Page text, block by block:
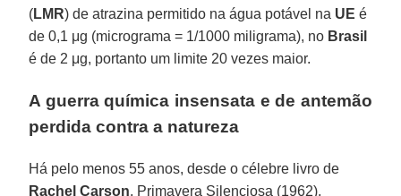
(LMR) de atrazina permitido na água potável na UE é
de 0,1 μg (micrograma = 1/1000 miligrama), no Brasil
é de 2 μg, portanto um limite 20 vezes maior.
A guerra química insensata e de antemão
perdida contra a natureza
Há pelo menos 55 anos, desde o célebre livro de
Rachel Carson, Primavera Silenciosa (1962),